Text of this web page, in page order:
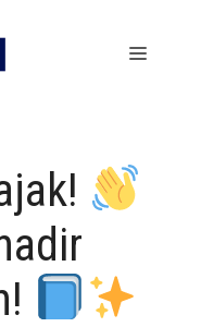
Menu